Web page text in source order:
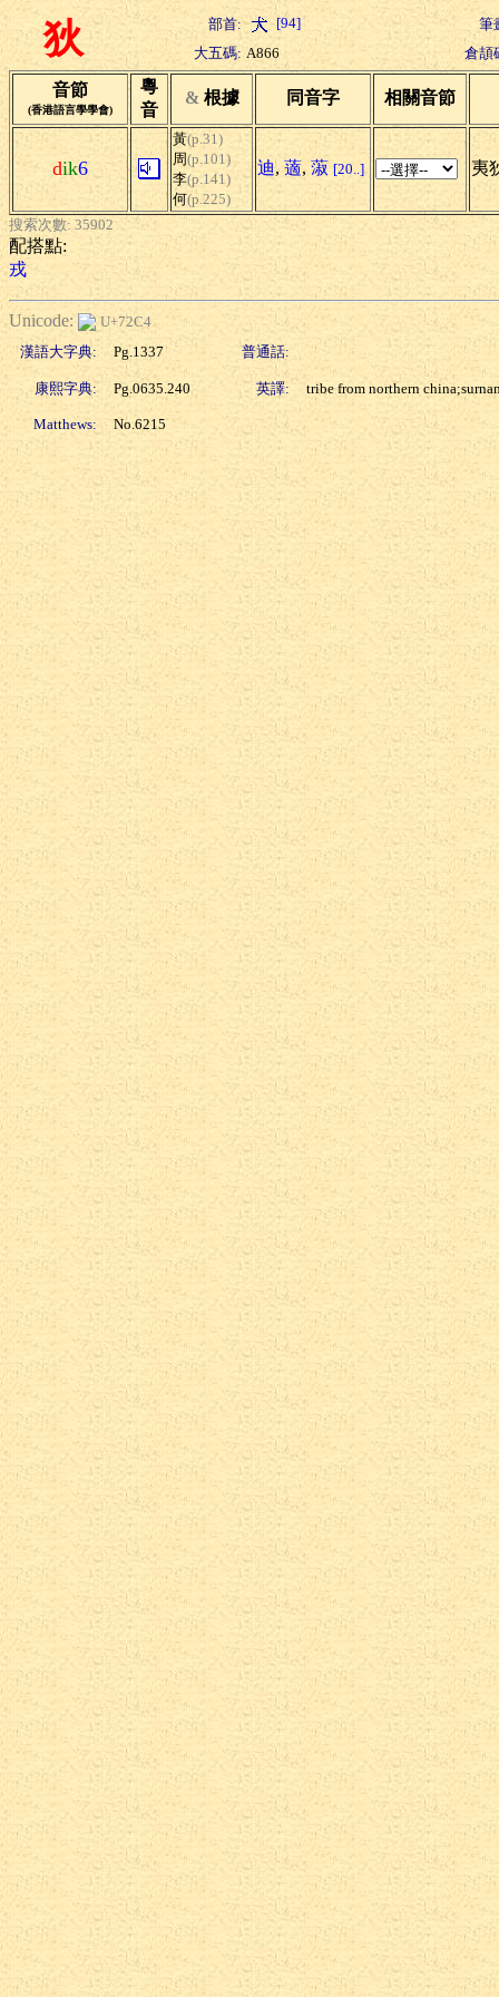
狄 部首: [94]
筆
大五碼: A866 倉頡
音節
(香港語言學學會)
粵
音
& 根據 同音字 相關音節
dik6
黃(p.31)
周(p.101)
李(p.141)
何(p.225)
迪, 藡, 蔋 [20..] 夷
搜索次數: 35902
配搭點:
戎
Unicode:
U+72C4
漢語大字典:
Pg.1337 普通話:
康熙字典: Pg.0635.240 英譯: tribe from northern
Matthews: No.6215